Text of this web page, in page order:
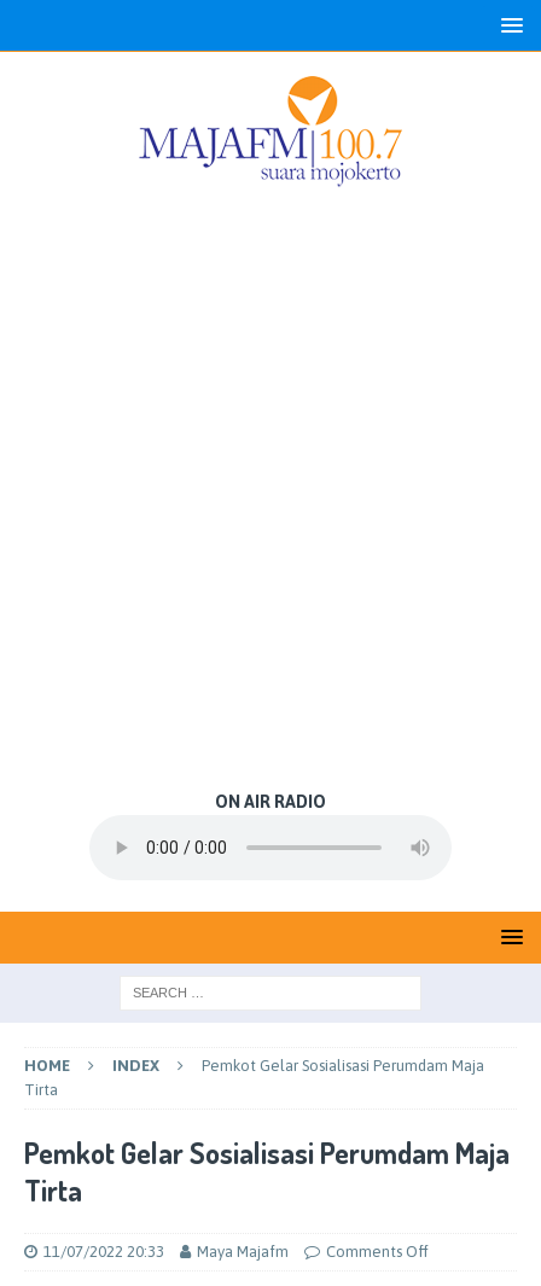
ON AIR RADIO
HOME INDEX
Pemkot Gelar Sosialisasi Perumdam Maja
Tirta
Pemkot Gelar Sosialisasi Perumdam Maja
Tirta
11/07/2022 20:33 Maya Majafm Comments Off